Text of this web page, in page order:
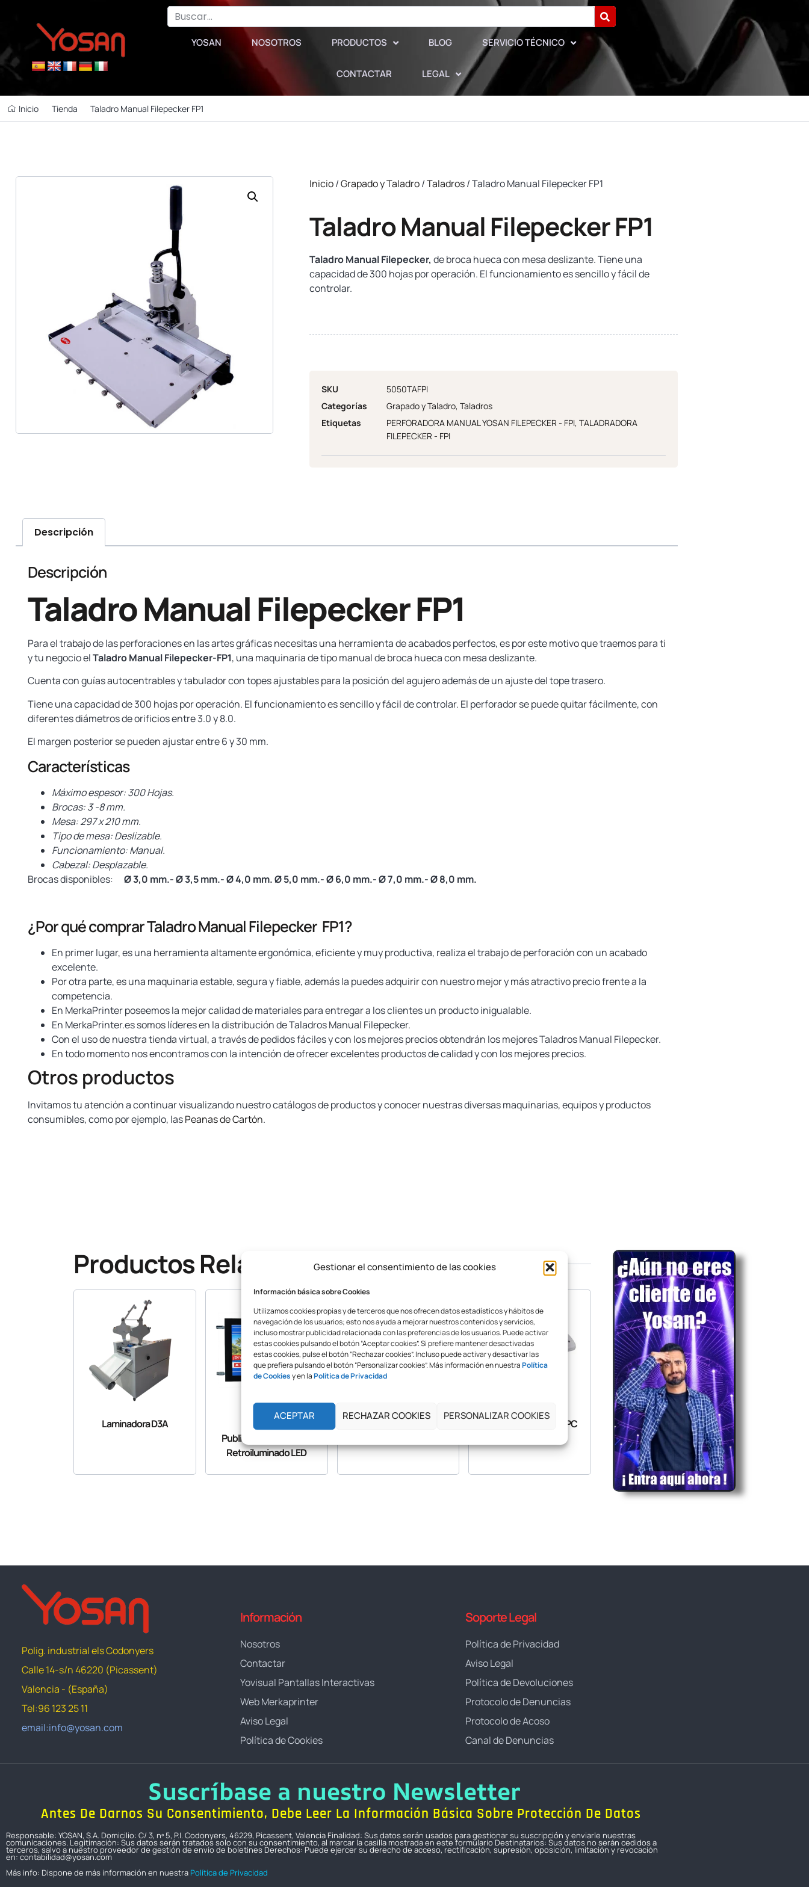
Gestionar el consentimiento de las cookies
Información básica sobre Cookies
Utilizamos cookies propias y de terceros que nos ofrecen datos estadísticos y hábitos de
navegación de los usuarios; esto nos ayuda a mejorar nuestros contenidos y servicios,
incluso mostrar publicidad relacionada con las preferencias de los usuarios. Puede activar
estas cookies pulsando el botón “Aceptar cookies”. Si prefiere mantener desactivadas
estas cookies, pulse el botón “Rechazar cookies”. Incluso puede activar y desactivar las
que prefiera pulsando el botón “Personalizar cookies”. Más información en nuestraPolítica
de Cookiesy en laPolítica de Privacidad
ACEPTAR RECHAZAR COOKIES PERSONALIZAR COOKIES
YOSAN NOSOTROS PRODUCTOS BLOG SERVICIO TÉCNICO
CONTACTAR LEGAL
Inicio Tienda Taladro Manual Filepecker FP1
Inicio/Grapado y Taladro/Taladros/ Taladro Manual Filepecker FP1
Taladro Manual Filepecker FP1
Taladro Manual Filepecker, de broca hueca con mesa deslizante. Tiene una
capacidad de 300 hojas por operación. El funcionamiento es sencillo y fácil de
controlar.
SKU
5050TAFPI
Categorías
Grapado y Taladro, Taladros
Etiquetas
PERFORADORA MANUAL YOSAN FILEPECKER - FPI, TALADRADORA
FILEPECKER - FPI
Descripción
Descripción
Taladro Manual Filepecker FP1
Para el trabajo de las perforaciones en las artes gráficas necesitas una herramienta de acabados perfectos, es por este motivo que traemos para ti
y tu negocio elTaladro Manual Filepecker-FP1, una maquinaria de tipo manual de broca hueca con mesa deslizante.
Cuenta con guías autocentrables y tabulador con topes ajustables para la posición del agujero además de un ajuste del tope trasero.
Tiene una capacidad de 300 hojas por operación. El funcionamiento es sencillo y fácil de controlar. El perforador se puede quitar fácilmente, con
diferentes diámetros de orificios entre 3.0 y 8.0.
El margen posterior se pueden ajustar entre 6 y 30 mm.
Características
Máximo espesor: 300 Hojas.
Brocas: 3 -8 mm.
Mesa: 297 x 210 mm.
Tipo de mesa: Deslizable.
Funcionamiento: Manual.
Cabezal: Desplazable.
Brocas disponibles: Ø 3,0 mm.- Ø 3,5 mm.- Ø 4,0 mm.Ø 5,0 mm.- Ø 6,0 mm.- Ø 7,0 mm.- Ø 8,0 mm.
¿Por qué comprar Taladro Manual Filepecker FP1?
En primer lugar, es una herramienta altamente ergonómica, eficiente y muy productiva, realiza el trabajo de perforación con un acabado
excelente.
Por otra parte, es una maquinaria estable, segura y fiable, además la puedes adquirir con nuestro mejor y más atractivo precio frente a la
competencia.
En MerkaPrinter poseemos la mejor calidad de materiales para entregar a los clientes un producto inigualable.
En MerkaPrinter.es somos líderes en la distribución de Taladros Manual Filepecker.
Con el uso de nuestra tienda virtual, a través de pedidos fáciles y con los mejores precios obtendrán los mejores Taladros Manual Filepecker.
En todo momento nos encontramos con la intención de ofrecer excelentes productos de calidad y con los mejores precios.
Otros productos
Invitamos tu atención a continuar visualizando nuestro catálogos de productos y conocer nuestras diversas maquinarias, equipos y productos
consumibles, como por ejemplo, lasPeanas de Cartón.
Productos Relacionados
Laminadora D3A
Publicitario Deslizante
Retroiluminado LED
Plastificadora Yosan
Plastificadora Yosan PC
Polig. industrial els Codonyers
Calle 14-s/n 46220 (Picassent)
Valencia - (España)
Tel:96 123 25 11
email:info@yosan.com
Información
Nosotros
Contactar
Yovisual Pantallas Interactivas
Web Merkaprinter
Aviso Legal
Política de Cookies
Soporte Legal
Política de Privacidad
Aviso Legal
Política de Devoluciones
Protocolo de Denuncias
Protocolo de Acoso
Canal de Denuncias
Suscríbase a nuestro Newsletter
Antes De Darnos Su Consentimiento, Debe Leer La Información Básica Sobre Protección De Datos
Responsable: YOSAN, S.A. Domicilio: C/ 3, nº 5, P.I. Codonyers, 46229, Picassent, Valencia Finalidad: Sus datos serán usados para gestionar su suscripción y enviarle nuestras
comunicaciones. Legitimación: Sus datos serán tratados solo con su consentimiento, al marcar la casilla mostrada en este formulario Destinatarios: Sus datos no serán cedidos a
terceros, salvo a nuestro proveedor de gestión de envío de boletines Derechos: Puede ejercer su derecho de acceso, rectificación, supresión, oposición, limitación y revocación
en: contabilidad@yosan.com
Más info: Dispone de más información en nuestra Política de Privacidad